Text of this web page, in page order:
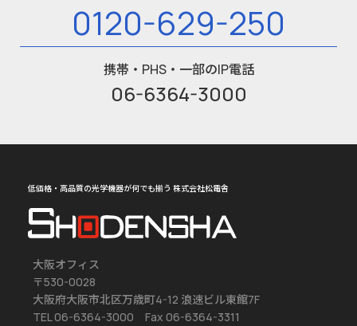
0120-629-250
携帯・PHS・一部のIP電話
06-6364-3000
低価格・高品質の光学機器が何でも揃う 株式会社松電舎
大阪オフィス
〒530-0028
大阪府大阪市北区万歳町4-12 浪速ビル東館7F
TEL 06-6364-3000 Fax 06-6364-3311